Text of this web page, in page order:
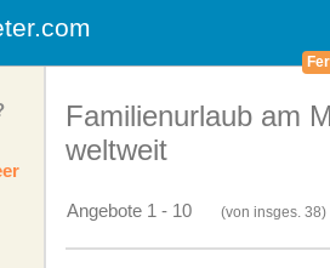
Familienurlaub am
weltweit
Angebote 1 - 10 (von insges. 38)